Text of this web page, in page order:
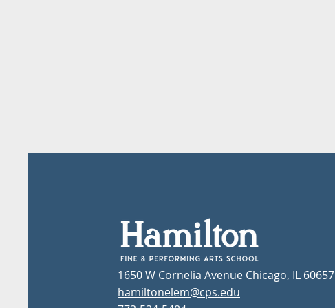
1650 W Cornelia Avenue Chicago, IL 60657
hamiltonelem@cps.edu